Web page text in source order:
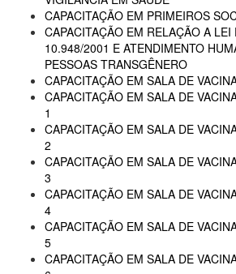
CAPACITAÇÃO EM PRIMEIROS
CAPACITAÇÃO EM RELAÇÃO A LEI
10.948/2001 E ATENDIMENTO
PESSOAS TRANSGÊNERO
CAPACITAÇÃO EM SALA DE
CAPACITAÇÃO EM SALA DE
1
CAPACITAÇÃO EM SALA DE
2
CAPACITAÇÃO EM SALA DE
3
CAPACITAÇÃO EM SALA DE
4
CAPACITAÇÃO EM SALA DE
5
CAPACITAÇÃO EM SALA DE